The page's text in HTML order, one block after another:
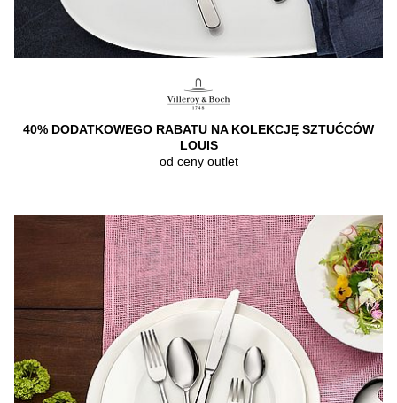
40% DODATKOWEGO RABATU NA KOLEKCJĘ SZTUĆCÓW
LOUIS
od ceny outlet